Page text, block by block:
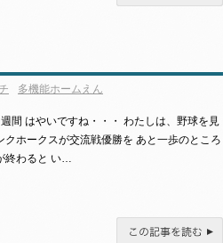
多機能ホームえん
間 はやいですね・・・ わたしは、野球を見
ホークスが交流戦優勝を あと一歩のところ
終わると い…